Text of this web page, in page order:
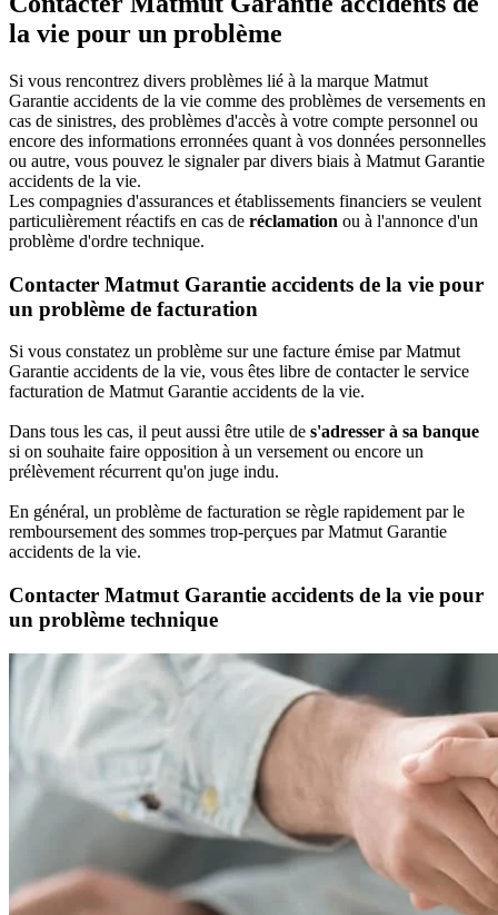
la vie pour un problème
Si vous rencontrez divers problèmes lié à la marque Matmut
Garantie accidents de la vie comme des problèmes de versements en
cas de sinistres, des problèmes d'accès à votre compte personnel ou
encore des informations erronnées quant à vos données personnelles
ou autre, vous pouvez le signaler par divers biais à Matmut Garantie
accidents de la vie.
Les compagnies d'assurances et établissements financiers se veulent
particulièrement réactifs en cas de réclamation ou à l'annonce d'un
problème d'ordre technique.
Contacter Matmut Garantie accidents de la vie pour
un problème de facturation
Si vous constatez un problème sur une facture émise par Matmut
Garantie accidents de la vie, vous êtes libre de contacter le service
facturation de Matmut Garantie accidents de la vie.
Dans tous les cas, il peut aussi être utile de s'adresser à sa banque
si on souhaite faire opposition à un versement ou encore un
prélèvement récurrent qu'on juge indu.
En général, un problème de facturation se règle rapidement par le
remboursement des sommes trop-perçues par Matmut Garantie
accidents de la vie.
Contacter Matmut Garantie accidents de la vie pour
un problème technique